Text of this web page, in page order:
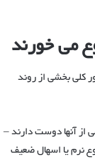
می خورند
کلی بخشی از روند
از آنها دوست دارند –
نرم یا اسهال ضعیف